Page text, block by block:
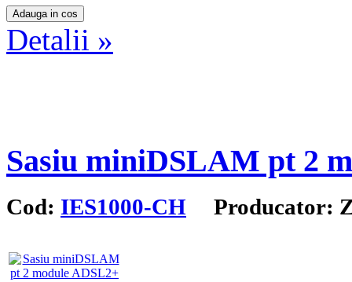
Detalii »
Sasiu miniDSLAM pt 2
Cod: IES1000-CH Producator: